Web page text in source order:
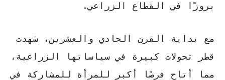
بروزًا في القطاع الزراعي.
مع بداية القرن الحادي والعشرين، شهدت
قطر تحولات كبيرة في سياساتها الزراعية،
مما أتاح فرصًا أكبر للمرأة للمشاركة في